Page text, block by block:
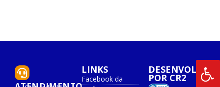
LINKS
Facebook da
DESENVOLVIDO
POR CR2